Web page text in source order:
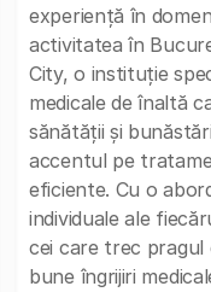
experiență în
activitatea în
City, o instituție
medicale de înaltă
sănătății și
accentul pe
eficiente. Cu o
individuale ale
cei care trec pragul
bune îngrijiri